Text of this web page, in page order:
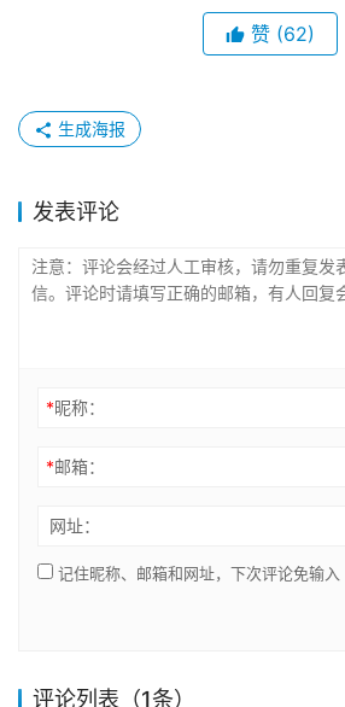
赞 (62)
生成海报
发表评论
*昵称：
*邮箱：
网址：
记住昵称、邮箱和网址，下次评论免输入
评论列表（1条）